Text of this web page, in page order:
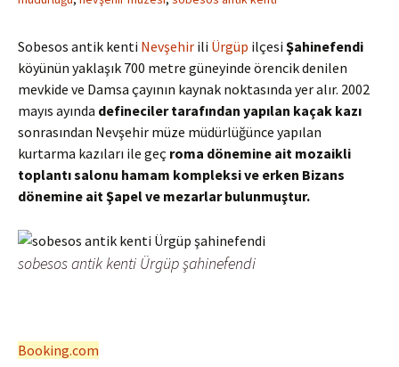
Sobesos antik kenti Nevşehir ili Ürgüp ilçesi Şahinefendi
köyünün yaklaşık 700 metre güneyinde örencik denilen
mevkide ve Damsa çayının kaynak noktasında yer alır. 2002
mayıs ayında defineciler tarafından yapılan kaçak kazı
sonrasından Nevşehir müze müdürlüğünce yapılan
kurtarma kazıları ile geç roma dönemine ait mozaikli
toplantı salonu hamam kompleksi ve erken Bizans
dönemine ait Şapel ve mezarlar bulunmuştur.
sobesos antik kenti Ürgüp şahinefendi
Booking.com